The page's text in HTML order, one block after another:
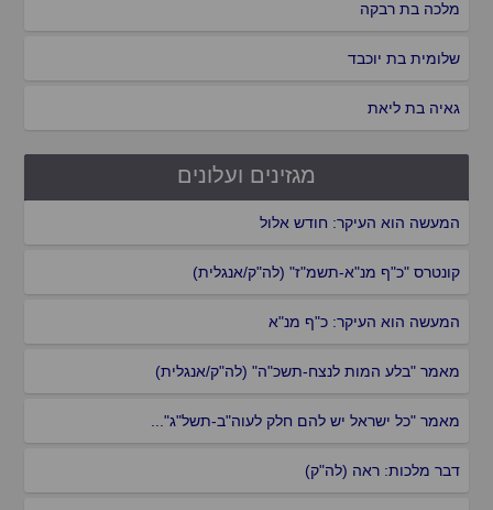
מלכה בת רבקה
שלומית בת יוכבד
גאיה בת ליאת
מגזינים ועלונים
המעשה הוא העיקר: חודש אלול
קונטרס "כ"ף מנ"א-תשמ"ז" (לה"ק/אנגלית)
המעשה הוא העיקר: כ"ף מנ"א
מאמר "בלע המות לנצח-תשכ"ה" (לה"ק/אנגלית)
מאמר "כל ישראל יש להם חלק לעוה"ב-תשל"ג"...
דבר מלכות: ראה (לה"ק)